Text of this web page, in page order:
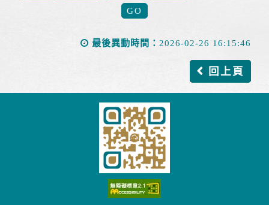
最後異動時間： 2026-02-26 16:15:46
回上頁